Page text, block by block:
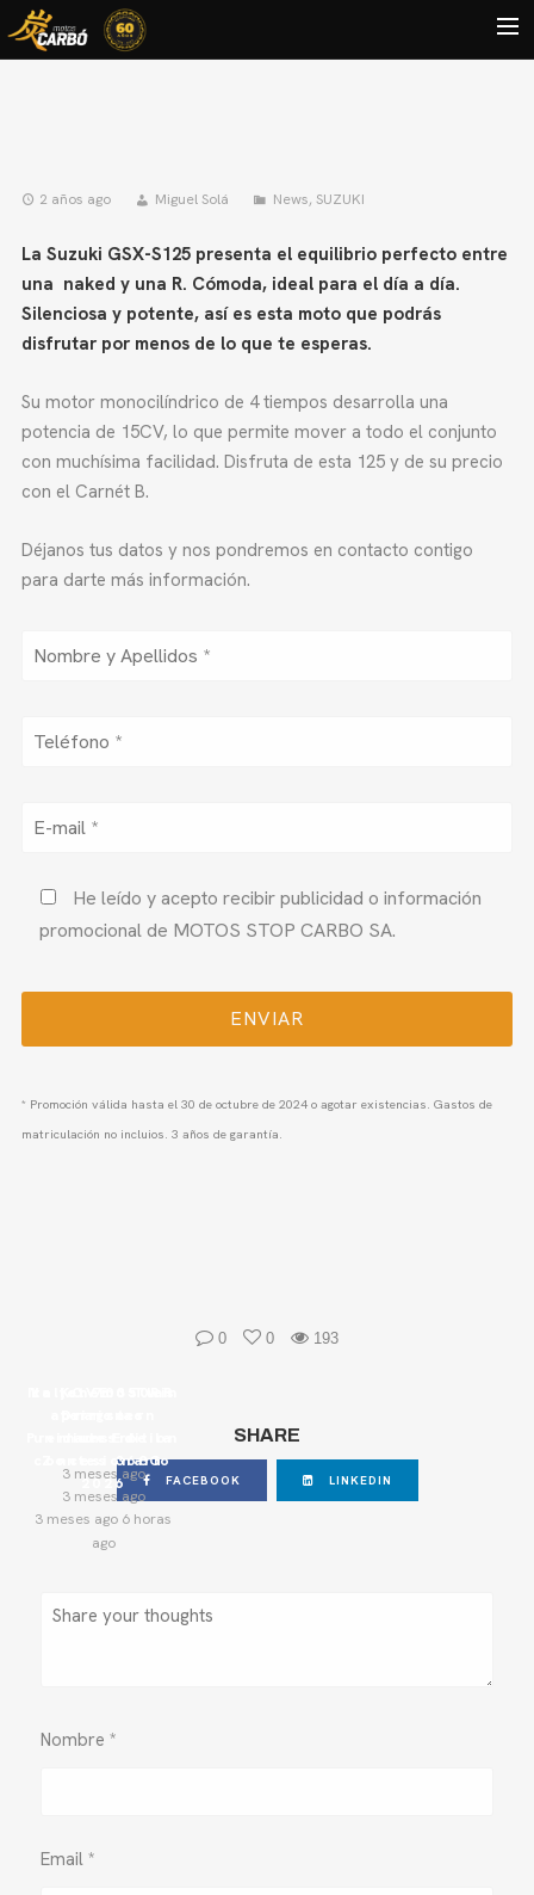
QUIÉNES SOMOS?
CONTACTO
2 años ago Miguel Solá News, SUZUKI
La Suzuki GSX-S125 presenta el equilibrio perfecto entre
una naked y una R. Cómoda, ideal para el día a día.
Silenciosa y potente, así es esta moto que podrás
disfrutar por menos de lo que te esperas.
Su motor monocilíndrico de 4 tiempos desarrolla una
potencia de 15CV, lo que permite mover a todo el conjunto
con muchísima facilidad. Disfruta de esta 125 y de su precio
con el Carnét B.
Déjanos tus datos y nos pondremos en contacto contigo
para darte más información.
He leído y acepto recibir publicidad o información
promocional de MOTOS STOP CARBO SA.
* Promoción válida hasta el 30 de octubre de 2024 o agotar existencias. Gastos de
matriculación no incluios. 3 años de garantía.
0 0 193
Zontes 368G
2026
3 meses ago 6 horas
ago
concesionario
3 meses ago
3 meses ago
SHARE
FACEBOOK LINKEDIN
Nombre*
Email*